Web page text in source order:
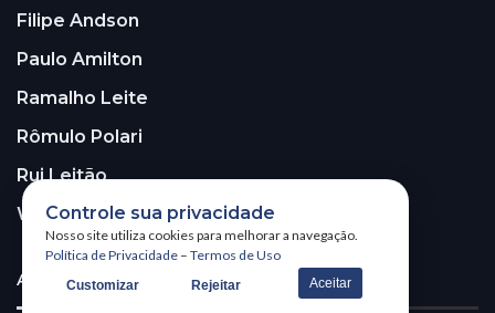
Filipe Andson
Paulo Amilton
Ramalho Leite
Rômulo Polari
Rui Leitão
Walter Santos
ASSINE A NOSSA NEWSLETTER!
Controle sua privacidade
Nosso site utiliza cookies para melhorar a navegação.
Política de Privacidade – Termos de Uso
Customizar Rejeitar Aceitar